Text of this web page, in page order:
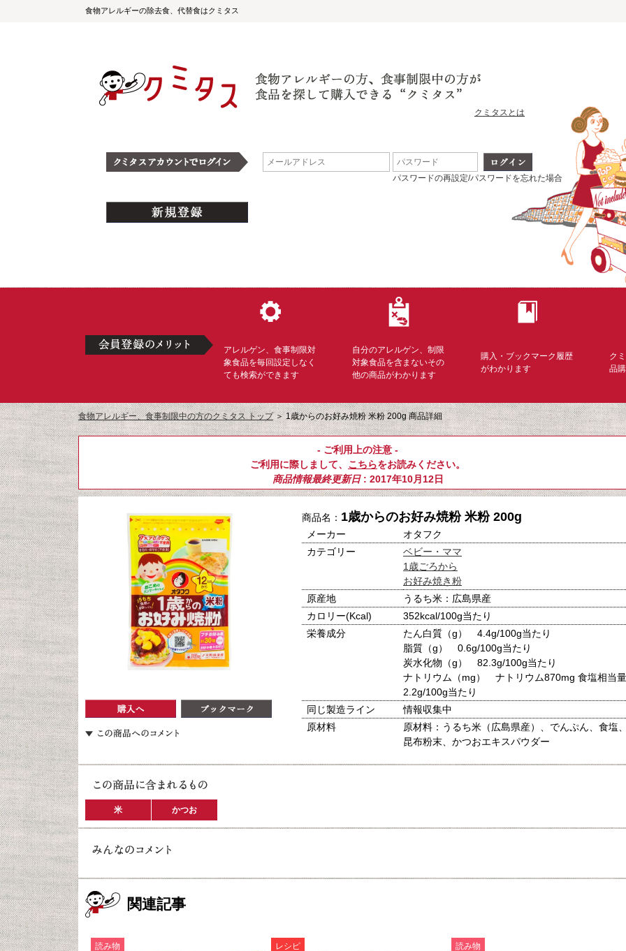
食物アレルギーの除去食、代替食はクミタス
クミタスとは
パスワードの再設定/パスワードを忘れた場合
アレルゲン、食事制限対
象食品を毎回設定しなく
ても検索ができます
自分のアレルゲン、制限
対象食品を含まないその
他の商品がわかります
購入・ブックマーク履歴
がわかります
ク
品
食物アレルギー、食事制限中の方のクミタス トップ＞1歳からのお好み焼粉 米粉 200g 商品詳細
- ご利用上の注意 -
ご利用に際しまして、 こちらをお読みください。
商品情報最終更新日: 2017年10月12日
商品名： 1歳からのお好み焼粉 米粉 200g
メーカー
オタフク
カテゴリー
ベビー・ママ
1歳ごろから
お好み焼き粉
原産地
うるち米：広島県産
カロリー(Kcal)
352kcal/100g当たり
栄養成分
たん白質（g） 4.4g/100g当たり
脂質（g） 0.6g/100g当たり
炭水化物（g） 82.3g/100g当たり
ナトリウム（mg） ナトリウム870mg 食塩相当量
2.2g/100g当たり
同じ製造ライン
情報収集中
原材料
原材料：うるち米（広島県産）、でんぷん、食塩
昆布粉末、かつおエキスパウダー
米 かつお
関連記事
読み物 レシピ 読み物